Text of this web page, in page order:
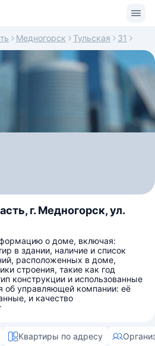
Медногорск Тульская 31
г. Медногорск, ул.
о доме, включая:
в здании, наличие и список
расположенных в доме,
строения, такие как год
конструкции и использованные
об управляющей компании: её
и качество
Квартиры по адресу